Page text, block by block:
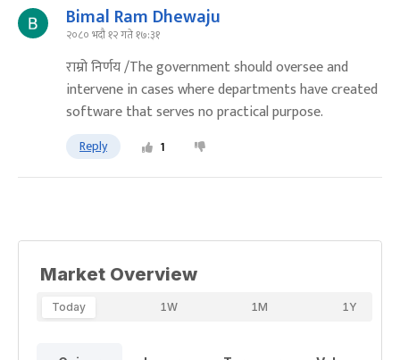
Bimal Ram Dhewaju
२०८० भदौ १२ गते १७:३१
राम्रो निर्णय /The government should oversee and
intervene in cases where departments have created
software that serves no practical purpose.
Reply 1